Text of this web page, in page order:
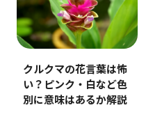
クルクマの花言葉は怖
い？ピンク・白など色
別に意味はあるか解説